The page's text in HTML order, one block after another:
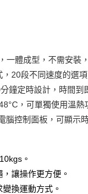
付」】
收到商品之後才付款」的
一體成型，不需安裝
20段不同速度的選
鐘定時設計，時間到
，可單獨使用溫熱
腦控制面板，可顯示
。
讓操作更方便。
換運動方式。